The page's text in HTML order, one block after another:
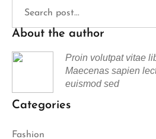
About the author
Proin volutpat vitae
Maecenas sapien
euismod sed
Categories
Fashion